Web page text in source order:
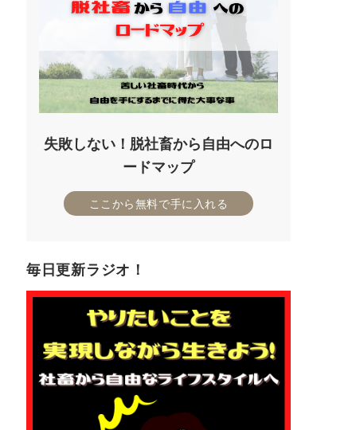
失敗しない！脱社畜から自由へのロ
ードマップ
ここから無料で手に入れる
毎日更新ラジオ！